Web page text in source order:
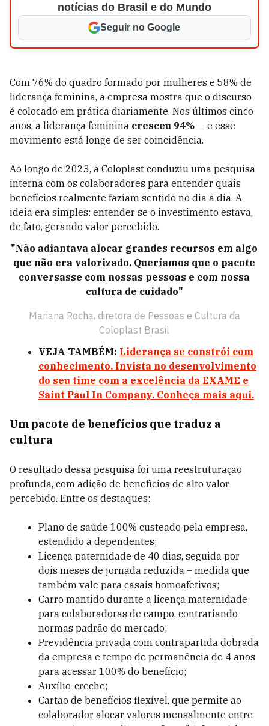
notícias do Brasil e do Mundo
Seguir no Google
Com 76% do quadro formado por mulheres e 58% de
liderança feminina, a empresa mostra que o discurso
é colocado em prática diariamente. Nos últimos cinco
anos, a liderança feminina cresceu 94% — e esse
movimento está longe de ser coincidência.
Ao longo de 2023, a Coloplast conduziu uma pesquisa
interna com os colaboradores para entender quais
benefícios realmente faziam sentido no dia a dia. A
ideia era simples: entender se o investimento estava,
de fato, gerando valor percebido.
"Não adiantava alocar grandes recursos em algo
que não era valorizado. Queríamos que o pacote
conversasse com nossas pessoas e com nossa
cultura de cuidado"
Mariana Rocha, diretora de Pessoas e Cultura da
Coloplast Brasil
VEJA TAMBÉM: Liderança se constrói com
conhecimento. Invista no desenvolvimento
do seu time com a excelência da EXAME e
Saint Paul In Company. Conheça mais aqui.
Um pacote de benefícios que traduz a
cultura
O resultado dessa pesquisa foi uma reestruturação
profunda, com adição de benefícios de alto valor
percebido. Entre os destaques:
Plano de saúde 100% custeado pela empresa,
estendido a dependentes;
Licença paternidade de 40 dias, seguida por
dois meses de jornada reduzida – medida que
também vale para casais homoafetivos;
Carro mantido durante a licença maternidade
para colaboradoras de campo, contrariando
normas padrão do mercado;
Previdência privada com contrapartida dobrada
da empresa e tempo de permanência de 4 anos
para acessar 100% do benefício;
Auxílio-creche;
Cartão de benefícios flexível, que permite ao
colaborador alocar valores mensalmente entre